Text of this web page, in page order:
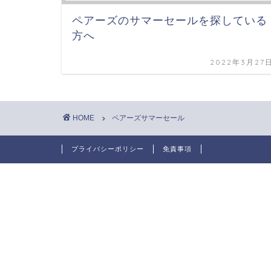
ペアーズのサマーセールを探している
方へ
2022年3月27
HOME ペアーズサマーセール
プライバシーポリシー 免責事項